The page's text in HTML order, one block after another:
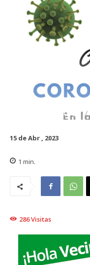
DESTACADO
15 de Abr , 2023
1 min.
286Visitas